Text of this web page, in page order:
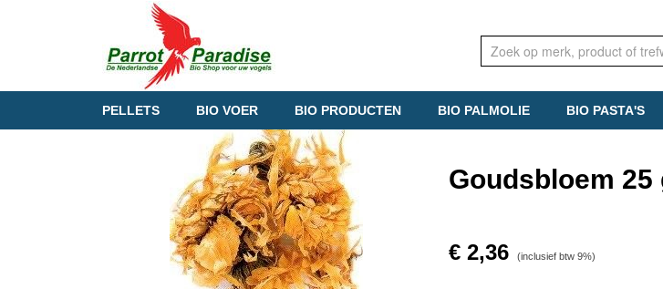
PELLETS BIO VOER BIO PRODUCTEN BIO PALMOLIE BIO PASTA'S
Goudsbloem 25
€ 2,36 (inclusief btw 9%)